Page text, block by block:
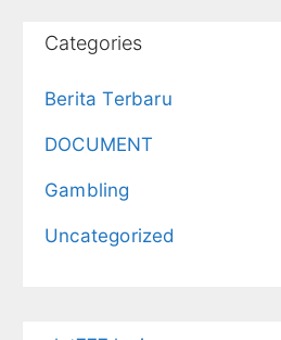
Categories
Berita Terbaru
DOCUMENT
Gambling
Uncategorized